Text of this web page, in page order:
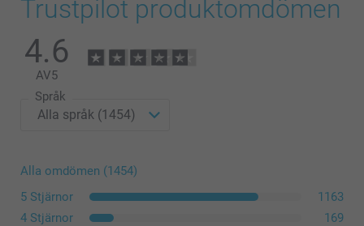
Trustpilot produktomdömen
4.6
AV5
Språk
Alla omdömen (1454)
5 Stjärnor
1163
4 Stjärnor
169